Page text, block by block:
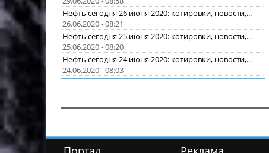
Нефть сегодня 26 июня 2020: котировки, новости,...
26.06.2020 - 08:21
Нефть сегодня 25 июня 2020: котировки, новости,...
25.06.2020 - 08:20
Нефть сегодня 24 июня 2020: котировки, новости,...
24.06.2020 - 08:03